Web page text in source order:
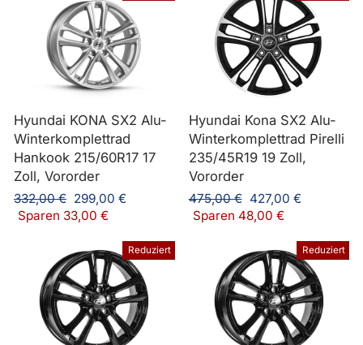
Hyundai KONA SX2 Alu-
Winterkomplettrad
Hankook 215/60R17 17
Zoll, Vororder
Normaler
Preis
332,00 € Sonderpreis
299,00 €
Sparen 33,00 €
Hyundai Kona SX2 Alu-
Winterkomplettrad Pirelli
235/45R19 19 Zoll,
Vororder
Normaler
Preis
475,00 € Sonderpreis
427,00 €
Sparen 48,00 €
Reduziert Reduziert